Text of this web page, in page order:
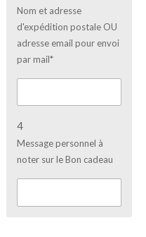
Nom et adresse
d'expédition postale OU
adresse email pour envoi
par mail*
4
Message personnel à
noter sur le Bon cadeau